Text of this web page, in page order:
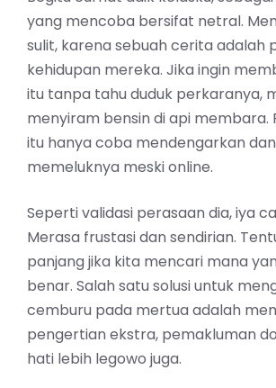
yang mencoba bersifat netral.
sulit, karena sebuah cerita adalah
kehidupan mereka. Jika ingin
itu tanpa tahu duduk perkaranya,
menyiram bensin di api membara.
itu hanya coba mendengarkan
memeluknya meski online.
Seperti validasi perasaan dia, iya
Merasa frustasi dan sendirian.
panjang jika kita mencari mana
benar. Salah satu solusi untuk
cemburu pada mertua adalah
pengertian ekstra, pemakluman
hati lebih legowo juga.